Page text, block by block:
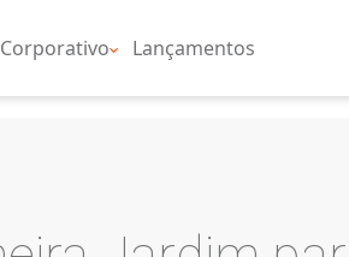
Bases e Registros Corporativo